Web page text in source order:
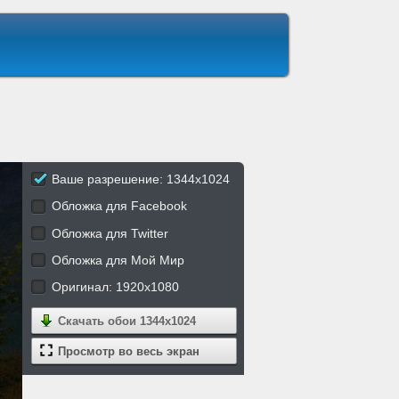
Ваше разрешение: 1344x1024
Обложка для Facebook
Обложка для Twitter
Обложка для Мой Мир
Оригинал: 1920x1080
Скачать обои 1344x1024
Просмотр во весь экран